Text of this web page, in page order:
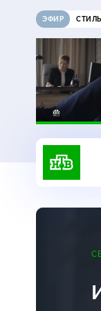
ЭФИР СТИЛЬ
12:00
Жди меня